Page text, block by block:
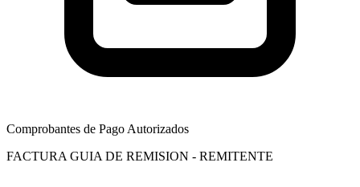
Comprobantes de Pago Autorizados
FACTURA GUIA DE REMISION - REMITENTE